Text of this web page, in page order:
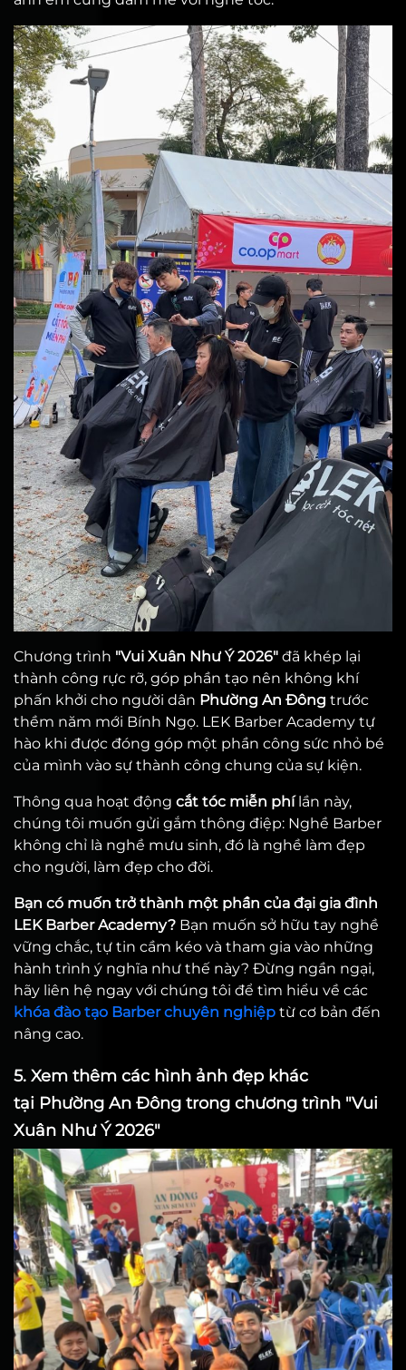
Chương trình "Vui Xuân Như Ý 2026" đã khép lại
thành công rực rỡ, góp phần tạo nên không khí
phấn khởi cho người dân Phường An Đông trước
thềm năm mới Bính Ngọ. LEK Barber Academy tự
hào khi được đóng góp một phần công sức nhỏ bé
của mình vào sự thành công chung của sự kiện.
Thông qua hoạt động cắt tóc miễn phílần này,
chúng tôi muốn gửi gắm thông điệp: Nghề Barber
không chỉ là nghề mưu sinh, đó là nghề làm đẹp
cho người, làm đẹp cho đời.
Bạn có muốn trở thành một phần của đại gia đình
LEK Barber Academy? Bạn muốn sở hữu tay nghề
vững chắc, tự tin cầm kéo và tham gia vào những
hành trình ý nghĩa như thế này? Đừng ngần ngại,
hãy liên hệ ngay với chúng tôi để tìm hiểu về các
khóa đào tạo Barber chuyên nghiệp từ cơ bản đến
nâng cao.
5. Xem thêm các hình ảnh đẹp khác
tại Phường An Đông trong chương trình "Vui
Xuân Như Ý 2026"